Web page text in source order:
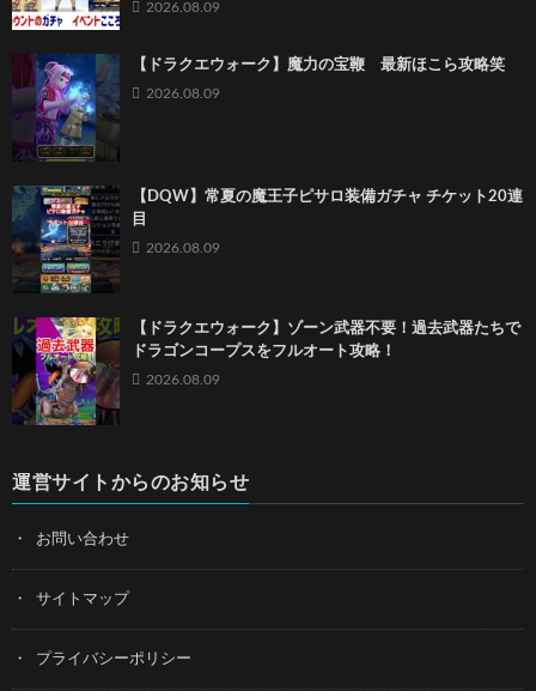
2026.08.09
【ドラクエウォーク】魔力の宝鞭 最新ほこら攻略笑
2026.08.09
【DQW】常夏の魔王子ピサロ装備ガチャ チケット20連
目
2026.08.09
【ドラクエウォーク】ゾーン武器不要！過去武器たちで
ドラゴンコープスをフルオート攻略！
2026.08.09
運営サイトからのお知らせ
お問い合わせ
サイトマップ
プライバシーポリシー